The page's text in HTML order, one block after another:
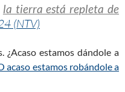
la tierra está repleta de
(NTV)
¿Acaso estamos dándole a
acaso estamos robándole a